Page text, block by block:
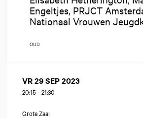
Engeltjes, PRJCT
Nationaal Vrouwen
OUD
VR 29 SEP 2023
20:15 - 21:30
Grote Zaal